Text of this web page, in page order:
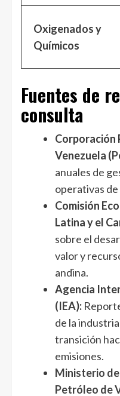
Oxigenados y
Químicos
Fuentes de
consulta
Corporación
Venezuela (
anuales de
operativas
Comisión
Latina y el
sobre el
valor y
andina.
Agencia
(IEA):
de la
transición
emisiones.
Ministerio
Petróleo de